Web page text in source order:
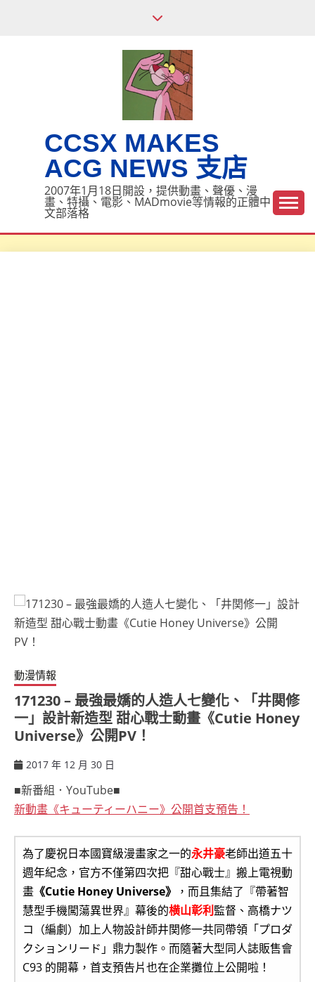
CCSX MAKES
ACG NEWS 支店
2007年1月18日開設，提供動畫、聲優、漫
畫、特攝、電影、MADmovie等情報的正體中
文部落格
動漫情報
171230 – 最強最嬌的人造人七變化、「井関修
一」設計新造型 甜心戰士動畫《Cutie Honey
Universe》公開PV！
2017 年 12 月 30 日
■新番組．YouTube■
新動畫《キューティーハニー》公開首支預告！
為了慶祝日本國寶級漫畫家之一的永井豪老師出道五十
週年紀念，官方不僅第四次把『甜心戰士』搬上電視動
畫 《Cutie Honey Universe》
，而且集結了『帶著智
慧型手機闖蕩異世界』幕後的横山彰利 監督、高橋ナツ
コ（編劇）加上人物設計師井関修一共同帶領「プロダ
クションリード」鼎力製作。而隨著大型同人誌販售會
C93 的開幕，首支預告片也在企業攤位上公開啦！